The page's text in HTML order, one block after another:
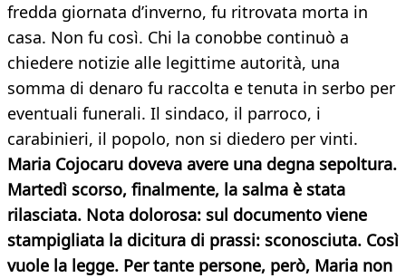
fredda giornata d’inverno, fu ritrovata morta in
casa. Non fu così. Chi la conobbe continuò a
chiedere notizie alle legittime autorità, una
somma di denaro fu raccolta e tenuta in serbo per
eventuali funerali. Il sindaco, il parroco, i
carabinieri, il popolo, non si diedero per vinti.
Maria Cojocaru doveva avere una degna sepoltura.
Martedì scorso, finalmente, la salma è stata
rilasciata. Nota dolorosa: sul documento viene
stampigliata la dicitura di prassi: sconosciuta. Così
vuole la legge. Per tante persone, però, Maria non